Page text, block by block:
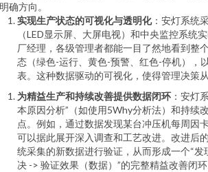
确方向。
实现生产状态的可视化与透明化：安灯系统
（LED显示屏、大屏电视）和中央监控系统
厂经理，各级管理者都能一目了然地看到整
态（绿色-运行、黄色-预警、红色-停机），
表。这种数据驱动的可视化，使得管理决策
为精益生产和持续改善提供数据闭环 ：安灯
本原因分析”（如使用5Why分析法）和持续
点。例如，通过数据发现某台冲压机每周因
可以据此展开深入调查和工艺改进。改进后
统采集的新数据进行验证，从而形成一个“
决 -> 验证效果（数据）”的完整精益改善闭环